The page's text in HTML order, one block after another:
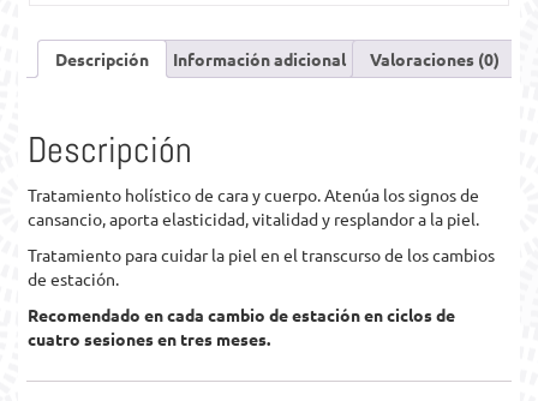
Descripción Información adicional Valoraciones (0)
Descripción
Tratamiento holístico de cara y cuerpo. Atenúa los signos de
cansancio, aporta elasticidad, vitalidad y resplandor a la piel.
Tratamiento para cuidar la piel en el transcurso de los cambios
de estación.
Recomendado en cada cambio de estación en ciclos de
cuatro sesiones en tres meses.